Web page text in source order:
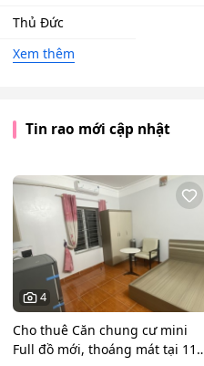
Thủ Đức
Xem thêm
Tin rao mới cập nhật
4
Cho thuê Căn chung cư mini
Full đồ mới, thoáng mát tại 116